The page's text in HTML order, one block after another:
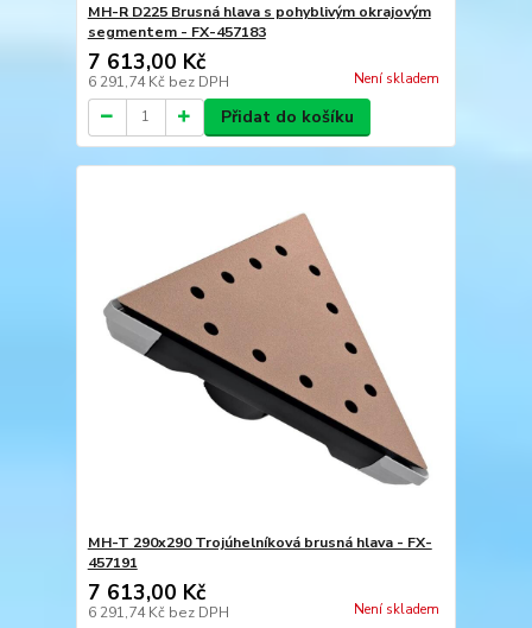
MH-R D225 Brusná hlava s pohyblivým okrajovým
segmentem - FX-457183
7 613,00 Kč
6 291,74 Kč bez DPH Není skladem
Přidat do košíku
MH-T 290x290 Trojúhelníková brusná hlava - FX-
457191
7 613,00 Kč
6 291,74 Kč bez DPH Není skladem